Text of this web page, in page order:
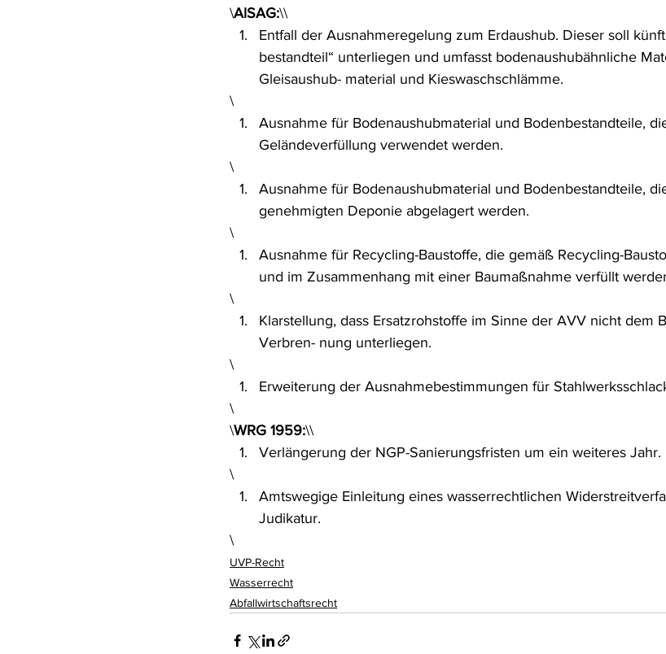
\AlSAG:\\
Entfall der Ausnahmeregelung zum Erdaushub. Dieser soll
bestandteil“ unterliegen und umfasst bodenaushubähnliche
Gleisaushub- material und Kieswaschschlämme.
\
Ausnahme für Bodenaushubmaterial und Bodenbestandteile,
Geländeverfüllung verwendet werden.
\
Ausnahme für Bodenaushubmaterial und Bodenbestandteile,
genehmigten Deponie abgelagert werden.
\
Ausnahme für Recycling-Baustoffe, die gemäß Recycling-
und im Zusammenhang mit einer Baumaßnahme verfüllt
\
Klarstellung, dass Ersatzrohstoffe im Sinne der AVV nicht dem
Verbren- nung unterliegen.
\
Erweiterung der Ausnahmebestimmungen für
\
\WRG 1959:\\
Verlängerung der NGP-Sanierungsfristen um ein weiteres Jahr.
\
Amtswegige Einleitung eines wasserrechtlichen
Judikatur.
\
UVP-Recht
Wasserrecht
Abfallwirtschaftsrecht